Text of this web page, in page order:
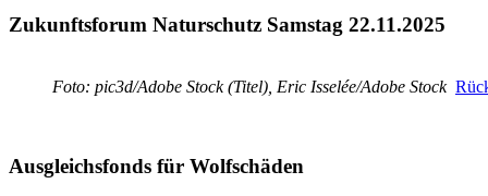
Zukunftsforum Naturschutz Samstag 22.11.2025
Foto: pic3d/Adobe Stock (Titel), Eric Isselée/Adobe Stock
Ausgleichsfonds für Wolfschäden